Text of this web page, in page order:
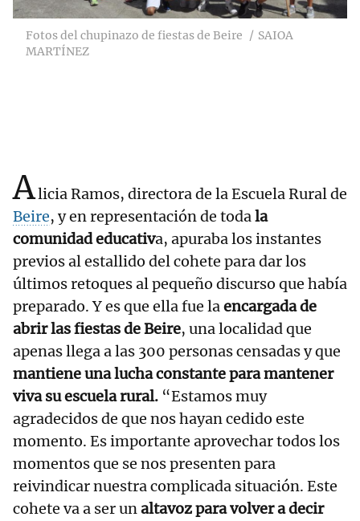
Fotos del chupinazo de fiestas de Beire
SAIOA
MARTÍNEZ
Alicia Ramos, directora de la Escuela Rural de
Beire, y en representación de todala
comunidad educativa, apuraba los instantes
previos al estallido del cohete para dar los
últimos retoques al pequeño discurso que había
preparado. Y es que ella fue laencargada de
abrir las fiestas de Beire, una localidad que
apenas llega a las 300 personas censadas y que
mantiene una lucha constante para mantener
viva su escuela rural. “Estamos muy
agradecidos de que nos hayan cedido este
momento. Es importante aprovechar todos los
momentos que se nos presenten para
reivindicar nuestra complicada situación. Este
cohete va a ser unaltavoz para volver a decir